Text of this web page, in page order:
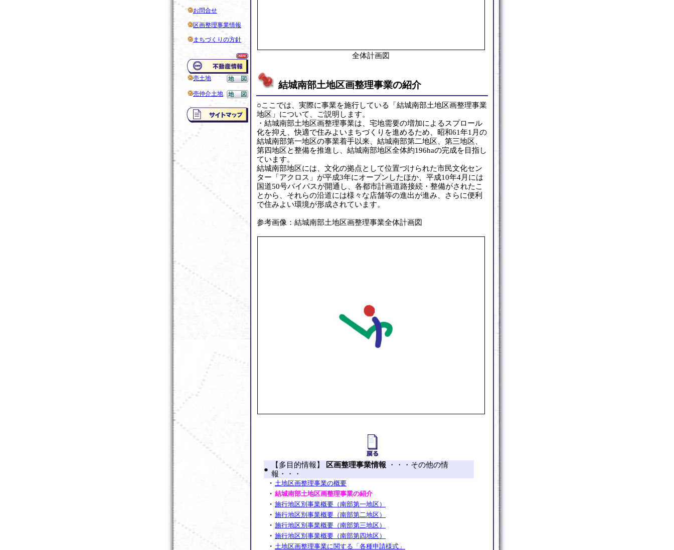
お問合せ
区画整理事業情報
まちづくりの方針
売土地
売仲介土地
全体計画図
結城南部土地区画整理事業の紹介
○ここでは、実際に事業を施行している「結城南部土地区画整理事業
地区」について、ご説明します。
・結城南部土地区画整理事業は、宅地需要の増加によるスプロール
化を抑え、快適で住みよいまちづくりを進めるため、昭和61年1月の
結城南部第一地区の事業着手以来、結城南部第二地区、第三地区、
第四地区と整備を推進し、結城南部地区全体約196haの完成を目指し
ています。
結城南部地区には、文化の拠点として位置づけられた市民文化セン
ター「アクロス」が平成3年にオープンしたほか、平成10年4月には
国道50号バイパスが開通し、各都市計画道路接続・整備がされたこ
とから、それらの沿道には様々な店舗等の進出が進み、さらに便利
で住みよい環境が形成されています。
参考画像：結城南部土地区画整理事業全体計画図
●
【多目的情報】 区画整理事業情報
・・・その他の情
報・・・
・ 土地区画整理事業の概要
・ 結城南部土地区画整理事業の紹介
・ 施行地区別事業概要（南部第一地区）
・ 施行地区別事業概要（南部第二地区）
・ 施行地区別事業概要（南部第三地区）
・ 施行地区別事業概要（南部第四地区）
・ 土地区画整理事業に関する「各種申請様式」